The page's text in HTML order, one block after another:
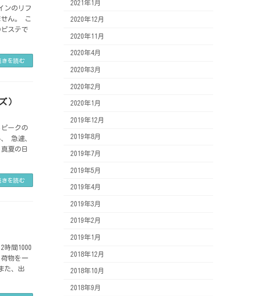
ンのリフ
せん。 こ
ステで
きを読む
）
ークの
急遽、
夏の日
きを読む
時間1000
物を一
た、出
2021年1月
2020年12月
2020年11月
2020年4月
2020年3月
2020年2月
2020年1月
2019年12月
2019年8月
2019年7月
2019年5月
2019年4月
2019年3月
2019年2月
2019年1月
2018年12月
2018年10月
2018年9月